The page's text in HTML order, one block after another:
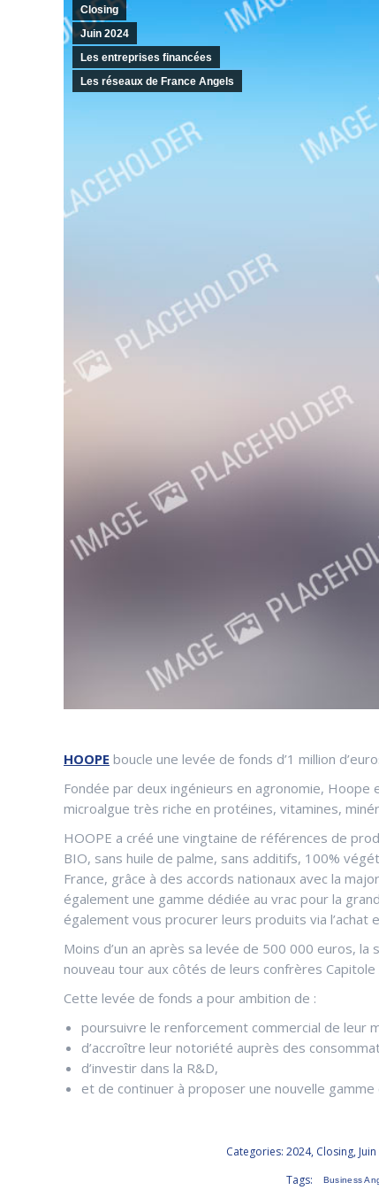
Closing
Juin 2024
Les entreprises financées
Les réseaux de France Angels
HOOPE boucle une levée de fonds d’1 million
Fondée par deux ingénieurs en agronomie,
microalgue très riche en protéines, vitamines,
HOOPE a créé une vingtaine de références de
BIO, sans huile de palme, sans additifs, 100%
France, grâce à des accords nationaux avec la
également une gamme dédiée au vrac pour la
également vous procurer leurs produits via l’achat
Moins d’un an après sa levée de 500 000 euros,
nouveau tour aux côtés de leurs confrères Capitole
Cette levée de fonds a pour ambition de :
poursuivre le renforcement commercial de leur
d’accroître leur notoriété auprès des
d’investir dans la R&D,
et de continuer à proposer une nouvelle
Categories: 2024, Closing,
Tags:
Business